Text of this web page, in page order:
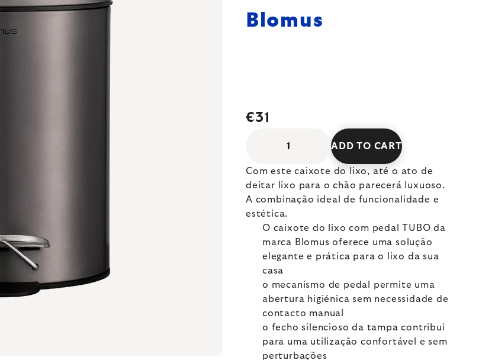
Blomus
€31
ADD TO CART
Com este caixote do lixo, até o ato de
deitar lixo para o chão parecerá luxuoso.
A combinação ideal de funcionalidade e
estética.
O caixote do lixo com pedal TUBO da
marca Blomus oferece uma solução
elegante e prática para o lixo da sua
casa
o mecanismo de pedal permite uma
abertura higiénica sem necessidade de
contacto manual
o fecho silencioso da tampa contribui
para uma utilização confortável e sem
perturbações